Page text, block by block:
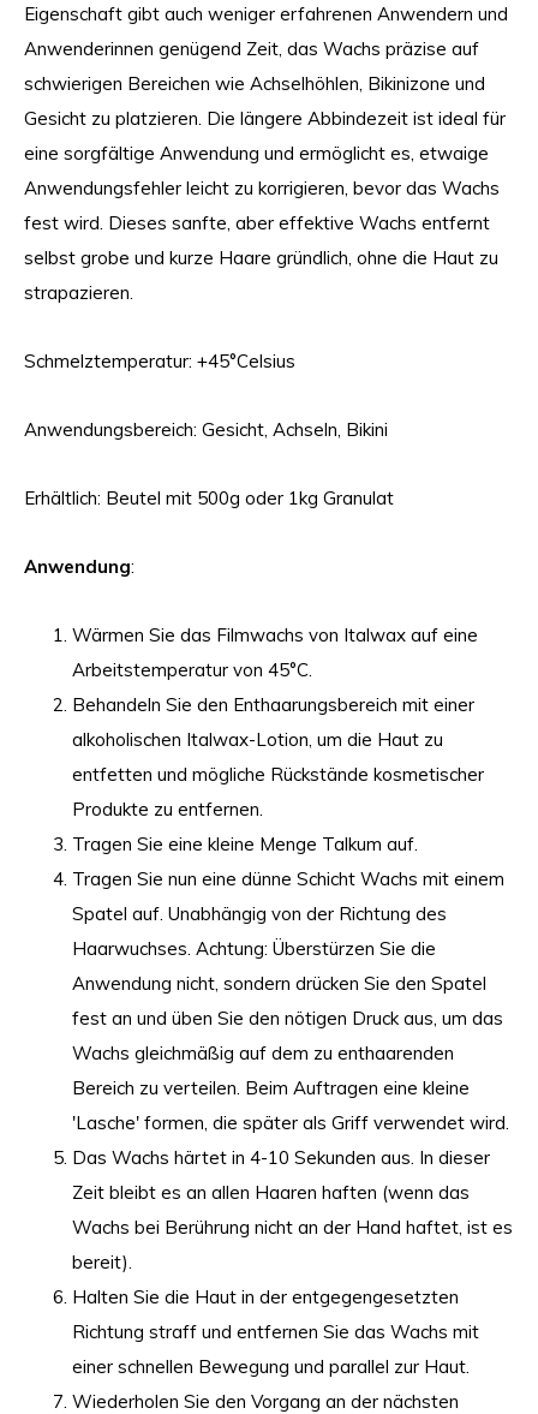
Eigenschaft gibt auch weniger erfahrenen Anwendern und
Anwenderinnen genügend Zeit, das Wachs präzise auf
schwierigen Bereichen wie Achselhöhlen, Bikinizone und
Gesicht zu platzieren. Die längere Abbindezeit ist ideal für
eine sorgfältige Anwendung und ermöglicht es, etwaige
Anwendungsfehler leicht zu korrigieren, bevor das Wachs
fest wird. Dieses sanfte, aber effektive Wachs entfernt
selbst grobe und kurze Haare gründlich, ohne die Haut zu
strapazieren.
Schmelztemperatur: +45°Celsius
Anwendungsbereich: Gesicht, Achseln, Bikini
Erhältlich: Beutel mit 500g oder 1kg Granulat
Anwendung:
Wärmen Sie das Filmwachs von Italwax auf eine
Arbeitstemperatur von 45°C.
Behandeln Sie den Enthaarungsbereich mit einer
alkoholischen Italwax-Lotion, um die Haut zu
entfetten und mögliche Rückstände kosmetischer
Produkte zu entfernen.
Tragen Sie eine kleine Menge Talkum auf.
Tragen Sie nun eine dünne Schicht Wachs mit einem
Spatel auf. Unabhängig von der Richtung des
Haarwuchses. Achtung: Überstürzen Sie die
Anwendung nicht, sondern drücken Sie den Spatel
fest an und üben Sie den nötigen Druck aus, um das
Wachs gleichmäßig auf dem zu enthaarenden
Bereich zu verteilen. Beim Auftragen eine kleine
'Lasche' formen, die später als Griff verwendet wird.
Das Wachs härtet in 4-10 Sekunden aus. In dieser
Zeit bleibt es an allen Haaren haften (wenn das
Wachs bei Berührung nicht an der Hand haftet, ist es
bereit).
Halten Sie die Haut in der entgegengesetzten
Richtung straff und entfernen Sie das Wachs mit
einer schnellen Bewegung und parallel zur Haut.
Wiederholen Sie den Vorgang an der nächsten